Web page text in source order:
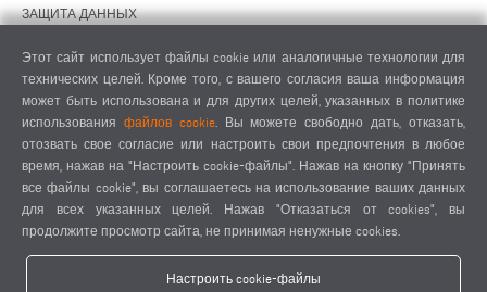
ЗАЩИТА ДАННЫХ
ОБЩИЕ УСЛОВИЯ СДЕЛОК
ОБЩИЕ УСЛОВИЯ ПРОДАЖИ
НАСТРОЙКИ COOKIES
КОДЕКС ПОВЕДЕНИЯ ПОСТАВЩИКОВ
Этот сайт использует файлы cookie или аналогичные технологии для
технических целей. Кроме того, с вашего согласия ваша информация
может быть использована и для других целей, указанных в политике
использования файлов cookie. Вы можете свободно дать, отказать,
отозвать свое согласие или настроить свои предпочтения в любое
время, нажав на "Настроить cookie-файлы". Нажав на кнопку "Принять
все файлы cookie", вы соглашаетесь на использование ваших данных
для всех указанных целей. Нажав "Отказаться от cookies", вы
продолжите просмотр сайта, не принимая ненужные cookies.
Настроить cookie-файлы